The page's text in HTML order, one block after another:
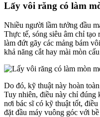
Lấy vôi răng có làm
Nhiều người lầm tưởng đầu
Thực tế, sóng siêu âm chỉ tạo
làm đứt gãy các mảng bám
khả năng cắt hay mài mòn
Do đó, kỹ thuật này hoàn
Tuy nhiên, điều này chỉ đúng
nơi bác sĩ có kỹ thuật tốt,
đặt đầu máy vuông góc với